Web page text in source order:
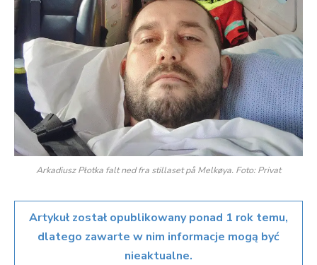
Arkadiusz Płotka falt ned fra stillaset på Melkøya. Foto: Privat
Artykuł został opublikowany ponad 1 rok temu,
dlatego zawarte w nim informacje mogą być
nieaktualne.